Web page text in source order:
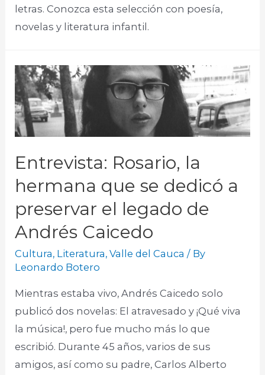
letras. Conozca esta selección con poesía,
novelas y literatura infantil.
Entrevista: Rosario, la
hermana que se dedicó a
preservar el legado de
Andrés Caicedo
Cultura, Literatura,Valle del Cauca / By
Leonardo Botero
Mientras estaba vivo, Andrés Caicedo solo
publicó dos novelas: El atravesado y ¡Qué viva
la música!, pero fue mucho más lo que
escribió. Durante 45 años, varios de sus
amigos, así como su padre, Carlos Alberto